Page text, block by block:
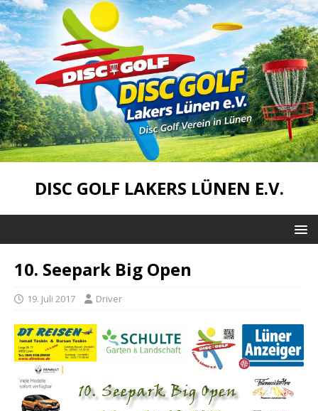
DISC GOLF LAKERS LÜNEN E.V.
10. Seepark Big Open
19. Juli 2017 Driver